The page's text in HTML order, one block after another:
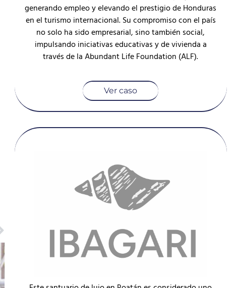
generando empleo y elevando el prestigio de Honduras
en el turismo internacional. Su compromiso con el país
no solo ha sido empresarial, sino también social,
impulsando iniciativas educativas y de vivienda a
través de la Abundant Life Foundation (ALF).
Ver caso